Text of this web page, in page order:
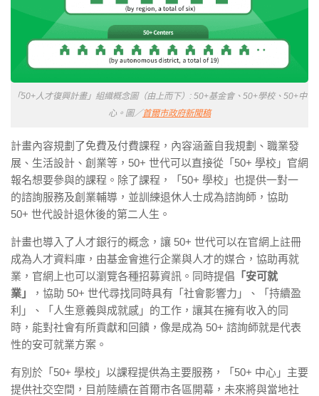
「50+人才復興計畫」組織概念圖（由上而下）: 50+基金會、50+學校、50+中
心。圖／首爾市政府新聞稿
計畫內容規劃了免費及付費課程，內容涵蓋自我規劃、職業發
展、生活設計、創業等，50+ 世代可以直接從「50+ 學校」官網
報名想要參與的課程。除了課程，「50+ 學校」也提供一對一
的諮詢服務及創業輔導，並訓練退休人士成為諮詢師，協助
50+ 世代設計退休後的第二人生。
計畫也導入了人才銀行的概念，讓 50+ 世代可以在官網上註冊
成為人才資料庫，由基金會進行企業與人才的媒合，協助再就
業，官網上也可以瀏覽各種招募資訊。同時提倡 「安可就
業」
，協助 50+ 世代尋找同時具有「社會影響力」、「持續盈
利」、「人生意義與成就感」的工作，讓其在擁有收入的同
時，能對社會有所貢獻和回饋，像是成為 50+ 諮詢師就是代表
性的安可就業方案。
有別於「50+ 學校」以課程提供為主要服務，「50+ 中心」主要
提供社交空間，目前陸續在首爾市各區開幕，未來將與當地社